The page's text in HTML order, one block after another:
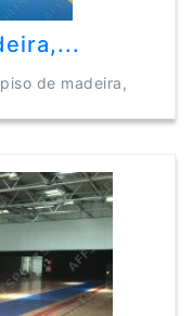
de madeira,